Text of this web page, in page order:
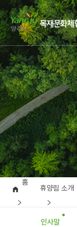
홈
휴양림 소개
인사말